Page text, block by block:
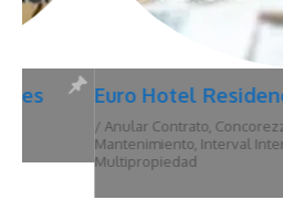
Euro Hotel Residence
Anular Contrato,Concorezzo,
Mantenimiento,Interval International,
Multipropiedad